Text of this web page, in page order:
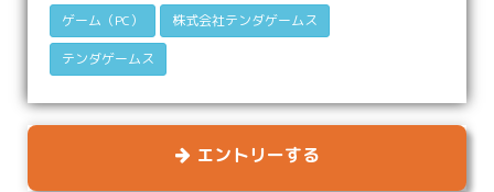
ゲーム（PC） 株式会社テンダゲームス
テンダゲームス
エントリーする